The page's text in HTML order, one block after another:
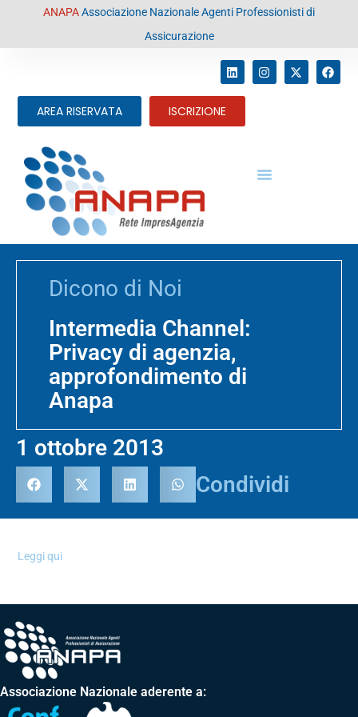
contenutoANAPAAssociazione Nazionale Agenti Professionisti di
Assicurazione
AREA RISERVATA ISCRIZIONE
Dicono di Noi
Intermedia Channel:
Privacy di agenzia,
approfondimento di
Anapa
1 ottobre 2013
Condividi
Leggi qui
Associazione Nazionale aderente a: